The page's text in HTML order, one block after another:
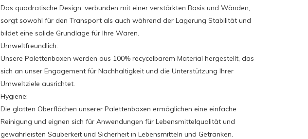
Das quadratische Design, verbunden mit einer verstärkten Basis und Wänden,
sorgt sowohl für den Transport als auch während der Lagerung Stabilität und
bildet eine solide Grundlage für Ihre Waren.
Umweltfreundlich:
Unsere Palettenboxen werden aus 100% recycelbarem Material hergestellt, das
sich an unser Engagement für Nachhaltigkeit und die Unterstützung Ihrer
Umweltziele ausrichtet.
Hygiene:
Die glatten Oberflächen unserer Palettenboxen ermöglichen eine einfache
Reinigung und eignen sich für Anwendungen für Lebensmittelqualität und
gewährleisten Sauberkeit und Sicherheit in Lebensmitteln und Getränken.